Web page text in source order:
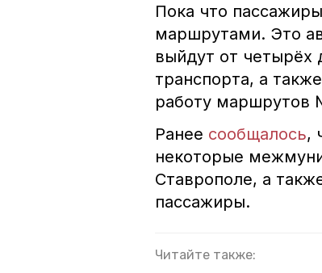
Пока что
маршрутами. Это
выйдут от четырёх
транспорта, а
работу
Ранее сообщалось,
некоторые
Ставрополе, а
пассажиры.
Читайте также: